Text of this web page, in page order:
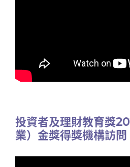
投資者及理財教育獎
業）金獎得獎機構訪問